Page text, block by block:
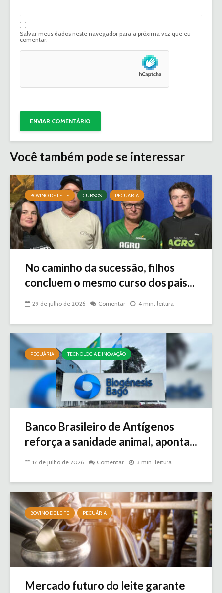
Salvar meus dados neste navegador para a próxima vez que eu
comentar.
Você também pode se interessar
BOVINO DE LEITE CURSOS PECUÁRIA
No caminho da sucessão, filhos
concluem o mesmo curso dos pais...
29 de julho de 2026 Comentar 4 min. leitura
PECUÁRIA TECNOLOGIA E INOVAÇÃO
Banco Brasileiro de Antígenos
reforça a sanidade animal, aponta...
17 de julho de 2026 Comentar 3 min. leitura
BOVINO DE LEITE PECUÁRIA
Mercado futuro do leite garante